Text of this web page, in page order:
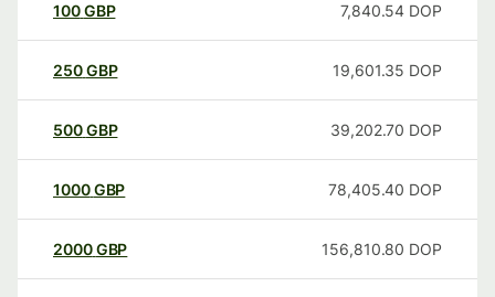
100GBP 7,840.54 DOP
250GBP 19,601.35 DOP
500GBP 39,202.70 DOP
1000GBP 78,405.40 DOP
2000GBP 156,810.80 DOP